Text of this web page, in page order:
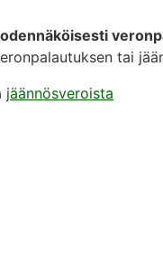
tai
jäännösveroista